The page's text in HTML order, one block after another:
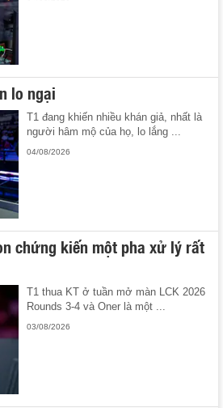
lo ngại
T1 đang khiến nhiều khán giả, nhất là
người hâm mộ của họ, lo lắng ...
04/08/2026
chứng kiến một pha xử lý rất
T1 thua KT ở tuần mở màn LCK 2026
Rounds 3-4 và Oner là một ...
03/08/2026